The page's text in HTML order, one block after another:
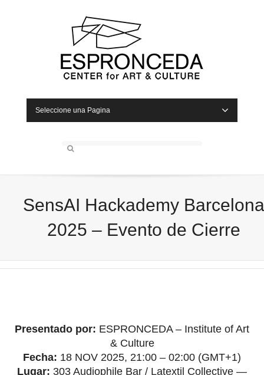
Seleccione una Pagina
SensAI Hackademy Barcelona
2025 – Evento de Cierre
Presentado por: ESPRONCEDA – Institute of Art
& Culture
Fecha: 18 NOV 2025, 21:00 – 02:00 (GMT+1)
Lugar: 303 Audiophile Bar / Latextil Collective —